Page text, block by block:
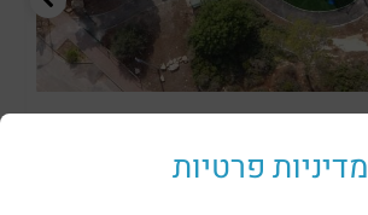
מדיניות פרטיות